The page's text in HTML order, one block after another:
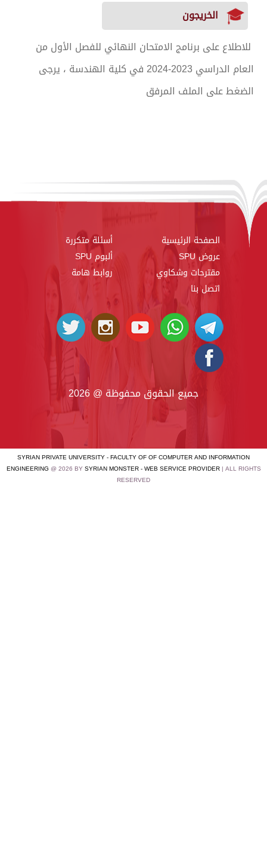
الخريجون
للاطلاع على برنامج الامتحان النهائي للفصل الأول من
العام الدراسي 2023-2024 في كلية الهندسة ، يرجى
الضغط على الملف المرفق
الصفحة الرئيسية
أسئلة متكررة
عروض SPU
ألبوم SPU
مقترحات وشكاوي
روابط هامة
اتصل بنا
جميع الحقوق محفوظة @ 2026
SYRIAN PRIVATE UNIVERSITY - FACULTY OF OF COMPUTER AND INFORMATION
ENGINEERING @ 2026 BYSYRIAN MONSTER - WEB SERVICE PROVIDER| ALL RIGHTS
RESERVED